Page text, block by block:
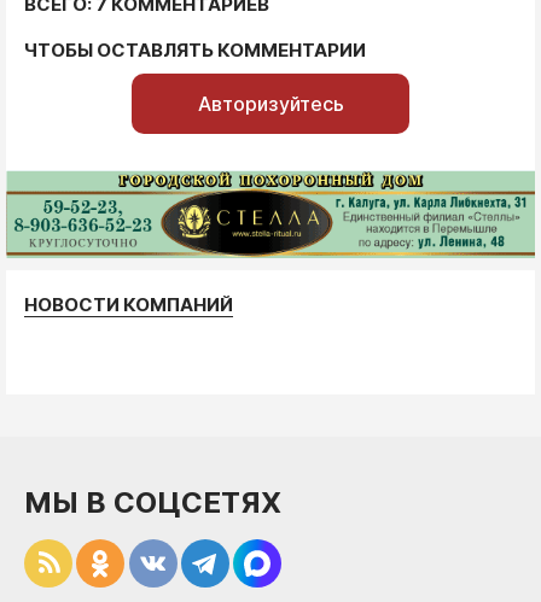
ЧТОБЫ ОСТАВЛЯТЬ КОММЕНТАРИИ
Авторизуйтесь
НОВОСТИ КОМПАНИЙ
МЫ В СОЦСЕТЯХ